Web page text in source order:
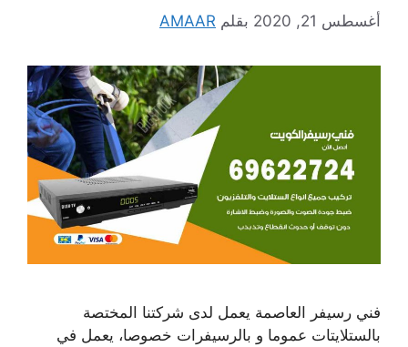
أغسطس 21, 2020 بقلم AMAAR
فني رسيفر العاصمة يعمل لدى شركتنا المختصة
بالستلايتات عموما و بالرسيفرات خصوصا، يعمل في